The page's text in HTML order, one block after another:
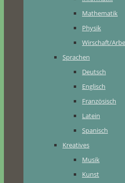
Mathematik
Physik
Wirschaft/
Sprachen
Deutsch
Englisch
Französisch
Latein
Spanisch
Kreatives
Musik
Kunst